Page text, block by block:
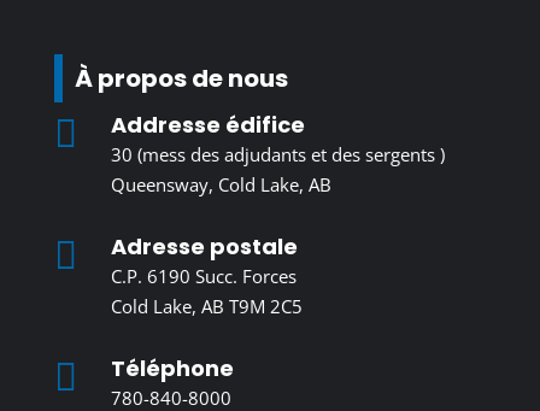
À propos de nous
 Addresse édifice
30 (mess des adjudants et des sergents )
Queensway, Cold Lake, AB
 Adresse postale
C.P. 6190 Succ. Forces
Cold Lake, AB T9M 2C5
 Téléphone
780-840-8000